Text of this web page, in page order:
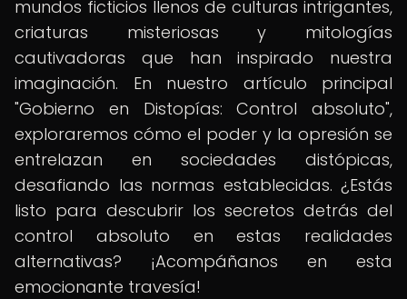
mundos ficticios llenos de culturas intrigantes,
criaturas misteriosas y mitologías
cautivadoras que han inspirado nuestra
imaginación. En nuestro artículo principal
"Gobierno en Distopías: Control absoluto",
exploraremos cómo el poder y la opresión se
entrelazan en sociedades distópicas,
desafiando las normas establecidas. ¿Estás
listo para descubrir los secretos detrás del
control absoluto en estas realidades
alternativas? ¡Acompáñanos en esta
emocionante travesía!